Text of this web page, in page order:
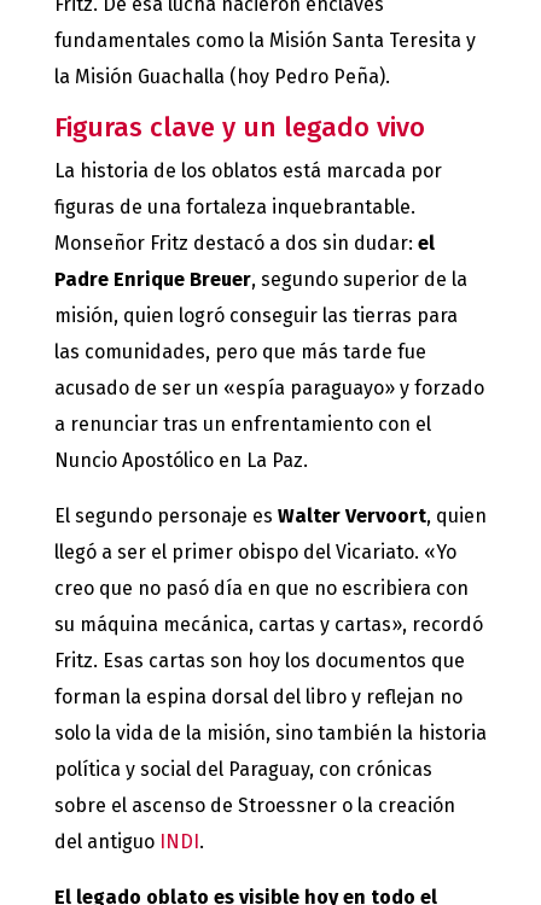
fundamentales como la Misión Santa Teresita y
la Misión Guachalla (hoy Pedro Peña).
Figuras clave y un legado vivo
La historia de los oblatos está marcada por
figuras de una fortaleza inquebrantable.
Monseñor Fritz destacó a dos sin dudar: el
Padre Enrique Breuer, segundo superior de la
misión, quien logró conseguir las tierras para
las comunidades, pero que más tarde fue
acusado de ser un «espía paraguayo» y forzado
a renunciar tras un enfrentamiento con el
Nuncio Apostólico en La Paz.
El segundo personaje es Walter Vervoort, quien
llegó a ser el primer obispo del Vicariato. «Yo
creo que no pasó día en que no escribiera con
su máquina mecánica, cartas y cartas», recordó
Fritz. Esas cartas son hoy los documentos que
forman la espina dorsal del libro y reflejan no
solo la vida de la misión, sino también la historia
política y social del Paraguay, con crónicas
sobre el ascenso de Stroessner o la creación
del antiguo INDI.
El legado oblato es visible hoy en todo el